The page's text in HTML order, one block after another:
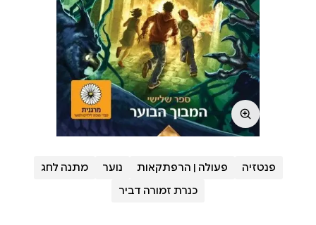
פנטזיה פעולה | הרפתקאות נוער
מתנה לחג
כנרת זמורה דביר